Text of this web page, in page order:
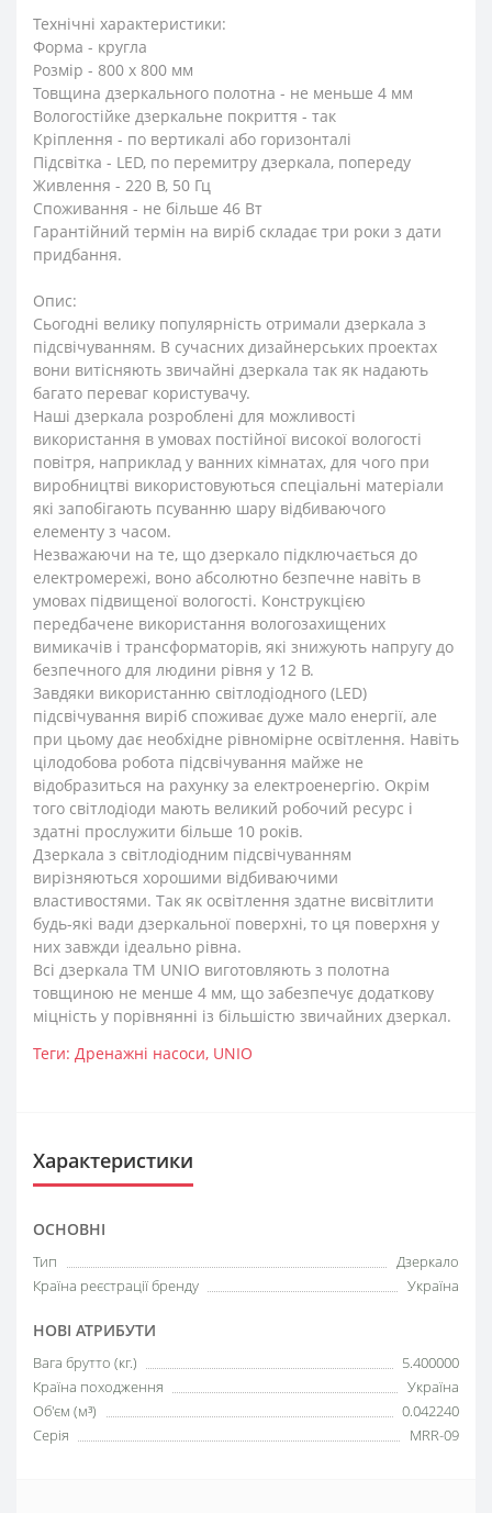
Технічні характеристики:
Форма - кругла
Розмір - 800 х 800 мм
Товщина дзеркального полотна - не меньше 4 мм
Вологостійке дзеркальне покриття - так
Кріплення - по вертикалі або горизонталі
Підсвітка - LED, по перемитру дзеркала, попереду
Живлення - 220 В, 50 Гц
Споживання - не більше 46 Вт
Гарантійний термін на виріб складає три роки з дати
придбання.
Опис:
Сьогодні велику популярність отримали дзеркала з
підсвічуванням. В сучасних дизайнерських проектах
вони витісняють звичайні дзеркала так як надають
багато переваг користувачу.
Наші дзеркала розроблені для можливості
використання в умовах постійної високої вологості
повітря, наприклад у ванних кімнатах, для чого при
виробництві використовуються спеціальні матеріали
які запобігають псуванню шару відбиваючого
елементу з часом.
Незважаючи на те, що дзеркало підключається до
електромережі, воно абсолютно безпечне навіть в
умовах підвищеної вологості. Конструкцією
передбачене використання вологозахищених
вимикачів і трансформаторів, які знижують напругу до
безпечного для людини рівня у 12 В.
Завдяки використанню світлодіодного (LED)
підсвічування виріб споживає дуже мало енергії, але
при цьому дає необхідне рівномірне освітлення. Навіть
цілодобова робота підсвічування майже не
відобразиться на рахунку за електроенергію. Окрім
того світлодіоди мають великий робочий ресурс і
здатні прослужити більше 10 років.
Дзеркала з світлодіодним підсвічуванням
вирізняються хорошими відбиваючими
властивостями. Так як освітлення здатне висвітлити
будь-які вади дзеркальної поверхні, то ця поверхня у
них завжди ідеально рівна.
Всі дзеркала ТМ UNIO виготовляють з полотна
товщиною не менше 4 мм, що забезпечує додаткову
міцність у порівнянні із більшістю звичайних дзеркал.
Теги: Дренажні насоси, UNIO
Характеристики
ОСНОВНІ
Тип
Дзеркало
Країна реєстрації бренду
Україна
НОВІ АТРИБУТИ
Вага брутто (кг.)
5.400000
Країна походження
Україна
Об'єм (м³)
0.042240
Серія
MRR-09